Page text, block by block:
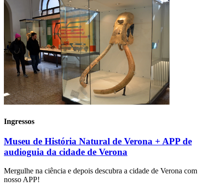
Ingressos
Museu de História Natural de Verona + APP de
audioguia da cidade de Verona
Mergulhe na ciência e depois descubra a cidade de Verona com
nosso APP!